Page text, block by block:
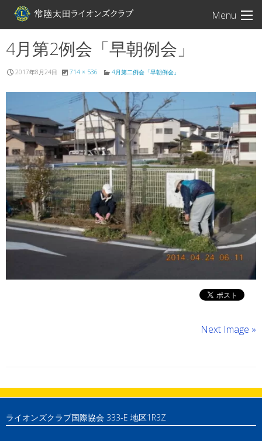
Menu
常陸太田ライオン
4月第2例会「早朝例会」
2017年8月24日 714 × 536 4月第二例会「早朝例会」
Next Image »
ライオンズクラブ国際協会 333-E 地区1R3Z